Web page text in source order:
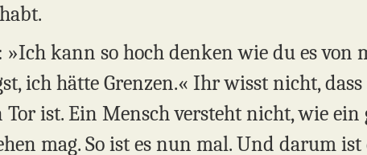
»Ich kann so hoch denken wie du es von
ich hätte Grenzen.« Ihr wisst nicht,
ist. Ein Mensch versteht nicht, wie ein
mag. So ist es nun mal. Und darum ist